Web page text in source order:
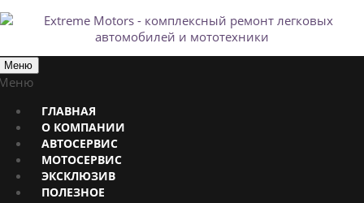
Меню
ГЛАВНАЯ
О КОМПАНИИ
АВТОСЕРВИС
МОТОСЕРВИС
ЭКСКЛЮЗИВ
ПОЛЕЗНОЕ